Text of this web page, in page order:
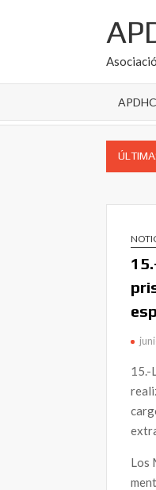
en España: conócelos y
15.-
Los